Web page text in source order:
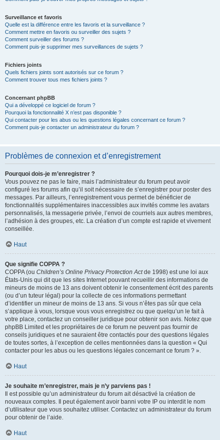
Surveillance et favoris
Quelle est la différence entre les favoris et la surveillance ?
Comment mettre en favoris ou surveiller des sujets ?
Comment surveiller des forums ?
Comment puis-je supprimer mes surveillances de sujets ?
Fichiers joints
Quels fichiers joints sont autorisés sur ce forum ?
Comment trouver tous mes fichiers joints ?
Concernant phpBB
Qui a développé ce logiciel de forum ?
Pourquoi la fonctionnalité X n’est pas disponible ?
Qui contacter pour les abus ou les questions légales concernant ce forum ?
Comment puis-je contacter un administrateur du forum ?
Problèmes de connexion et d’enregistrement
Pourquoi dois-je m’enregistrer ?
Vous pouvez ne pas le faire, mais l’administrateur du forum peut avoir
configuré les forums afin qu’il soit nécessaire de s’enregistrer pour poster des
messages. Par ailleurs, l’enregistrement vous permet de bénéficier de
fonctionnalités supplémentaires inaccessibles aux invités comme les avatars
personnalisés, la messagerie privée, l’envoi de courriels aux autres membres,
l’adhésion à des groupes, etc. La création d’un compte est rapide et vivement
conseillée.
Haut
Que signifie COPPA ?
COPPA (ou Children’s Online Privacy Protection Actde 1998) est une loi aux
États-Unis qui dit que les sites Internet pouvant recueillir des informations de
mineurs de moins de 13 ans doivent obtenir le consentement écrit des parents
(ou d’un tuteur légal) pour la collecte de ces informations permettant
d’identifier un mineur de moins de 13 ans. Si vous n’êtes pas sûr que cela
s’applique à vous, lorsque vous vous enregistrez ou que quelqu’un le fait à
votre place, contactez un conseiller juridique pour obtenir son avis. Notez que
phpBB Limited et les propriétaires de ce forum ne peuvent pas fournir de
conseils juridiques et ne sauraient être contactés pour des questions légales
de toutes sortes, à l’exception de celles mentionnées dans la question « Qui
contacter pour les abus ou les questions légales concernant ce forum ? ».
Haut
Je souhaite m’enregistrer, mais je n’y parviens pas !
Il est possible qu’un administrateur du forum ait désactivé la création de
nouveaux comptes. Il peut également avoir banni votre IP ou interdit le nom
d’utilisateur que vous souhaitez utiliser. Contactez un administrateur du forum
pour obtenir de l’aide.
Haut